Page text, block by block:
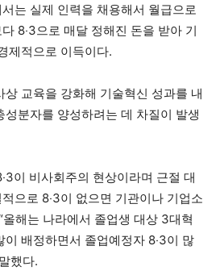
는 실제 인력을 채용해서 월급으로
8‧3으로 매달 정해진 돈을 받아 기
제적으로 이득이다.
교육을 강화해 기술혁신 성과를 내
성분자를 양성하려는 데 차질이 발생
이 비사회주의 현상이라며 근절 대
으로 8‧3이 없으면 기관이나 기업소
올해는 나라에서 졸업생 대상 3대혁
배정하면서 졸업예정자 8‧3이 많
했다.